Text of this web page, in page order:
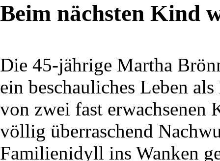
Beim nächsten Kind
Die 45-jährige Martha
ein beschauliches Leben
von zwei fast erwachsenen
völlig überraschend
Familienidyll ins Wanken